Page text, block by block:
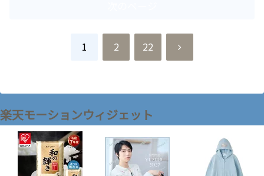
1 2 22
次
楽天モーションウィジェット